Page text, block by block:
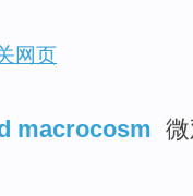
网页
macrocosm